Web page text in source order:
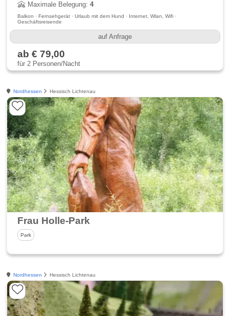
Maximale Belegung:4
Balkon · Fernsehgerät · Urlaub mit dem Hund · Internet, Wlan, Wifi ·
Geschäftsreisende
auf Anfrage
ab € 79,00
für 2 Personen/Nacht
Nordhessen Hessisch Lichtenau
Frau Holle-Park
Park
Nordhessen Hessisch Lichtenau